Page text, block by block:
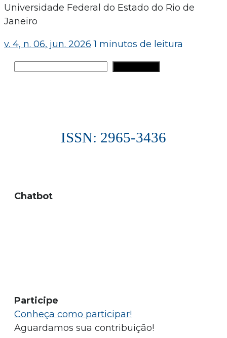
Universidade Federal do Estado do Rio de
Janeiro
v. 4, n. 06, jun. 2026 1 minutos de leitura
ISSN: 2965-3436
Chatbot
Participe
Conheça como participar!
Aguardamos sua contribuição!